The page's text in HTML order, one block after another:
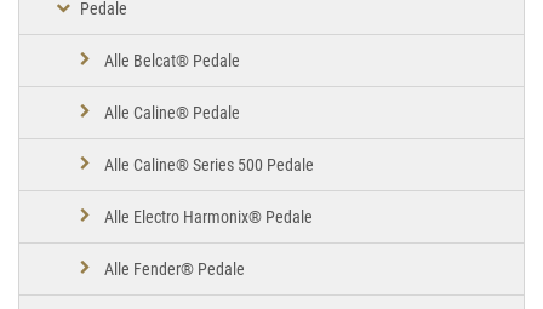
Pedale
Alle Belcat® Pedale
Alle Caline® Pedale
Alle Caline® Series 500 Pedale
Alle Electro Harmonix® Pedale
Alle Fender® Pedale